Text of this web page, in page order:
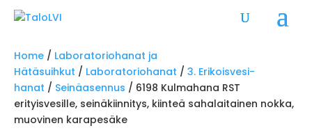
Home / Laboratoriohanat ja
Hätäsuihkut / Laboratoriohanat / 3. Erikoisvesi-
hanat / Seinäasennus / 6198 Kulmahana RST
erityisvesille, seinäkiinnitys, kiinteä sahalaitainen nokka,
muovinen karapesäke